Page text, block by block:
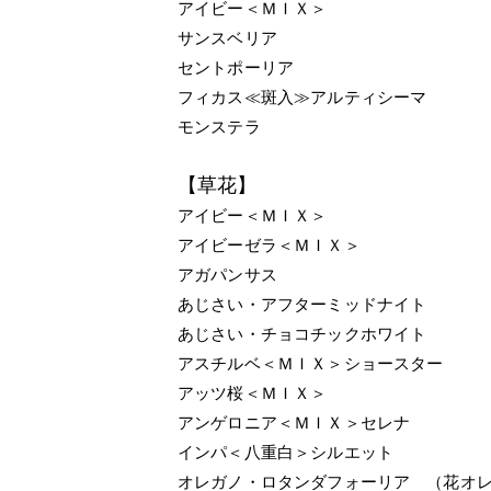
アイビー＜ＭＩＸ＞
サンスベリア
セントポーリア
フィカス≪斑入≫アルティシーマ
モンステラ
【草花】
アイビー＜ＭＩＸ＞
アイビーゼラ＜ＭＩＸ＞
アガパンサス
あじさい・アフターミッドナイト
あじさい・チョコチックホワイト
アスチルベ＜ＭＩＸ＞ショースター
アッツ桜＜ＭＩＸ＞
アンゲロニア＜ＭＩＸ＞セレナ
インパ＜八重白＞シルエット
オレガノ・ロタンダフォーリア （花オ